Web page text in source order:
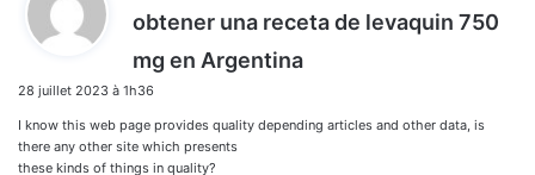
obtener una receta de levaquin 750
mg en Argentina
28 juillet 2023 à 1h36
I know this web page provides quality depending articles and other data, is
there any other site which presents
these kinds of things in quality?